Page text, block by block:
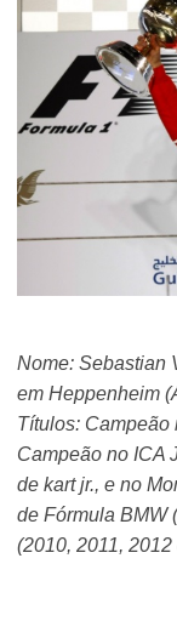
Nome: Sebastian
em Heppenheim
Títulos: Campeão
Campeão no ICA
de kart jr., e no
de Fórmula BMW
(2010, 2011, 2012